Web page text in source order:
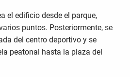
el edificio desde el parque,
puntos. Posteriormente, se
del centro deportivo y se
peatonal hasta la plaza del